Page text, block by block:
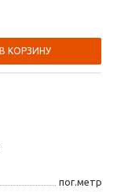
В КОРЗИНУ
пог.метр